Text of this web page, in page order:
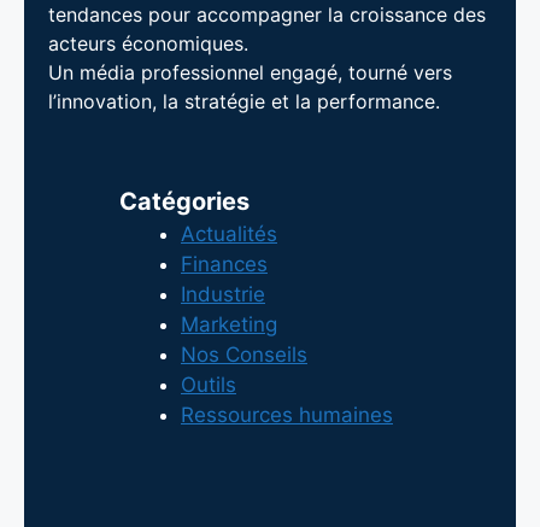
tendances pour accompagner la croissance des
acteurs économiques.
Un média professionnel engagé, tourné vers
l’innovation, la stratégie et la performance.
Catégories
Actualités
Finances
Industrie
Marketing
Nos Conseils
Outils
Ressources humaines